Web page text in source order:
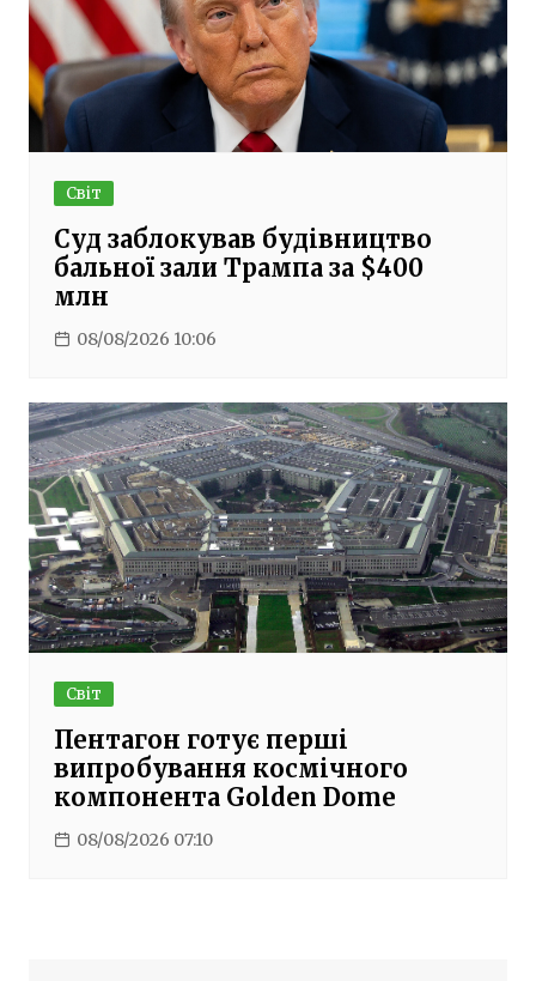
Світ
Суд заблокував будівництво
бальної зали Трампа за $400
млн
08/08/2026 10:06
Світ
Пентагон готує перші
випробування космічного
компонента Golden Dome
08/08/2026 07:10